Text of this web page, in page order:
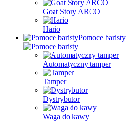
Goat Story ARCO
Hario
Pomoce baristy
Automatyczny tamper
Tamper
Dystrybutor
Waga do kawy